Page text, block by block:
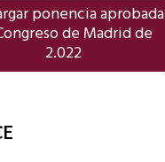
ponencia aprobada
de Madrid de
2.022